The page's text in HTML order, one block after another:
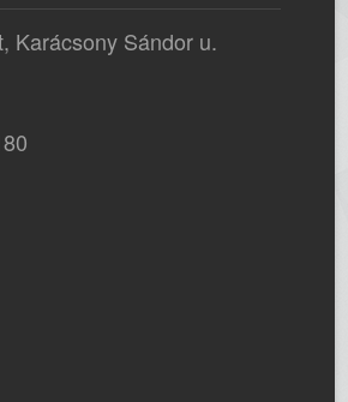
Karácsony Sándor u.